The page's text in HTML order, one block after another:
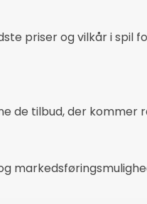
priser og vilkår i spil
de tilbud, der kommer